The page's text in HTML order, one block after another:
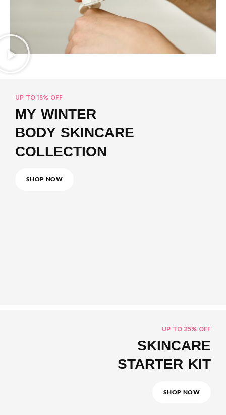
UP TO 15% OFF
MY WINTER
BODY SKINCARE
COLLECTION
SHOP NOW
UP TO 25% OFF
SKINCARE
STARTER KIT
SHOP NOW